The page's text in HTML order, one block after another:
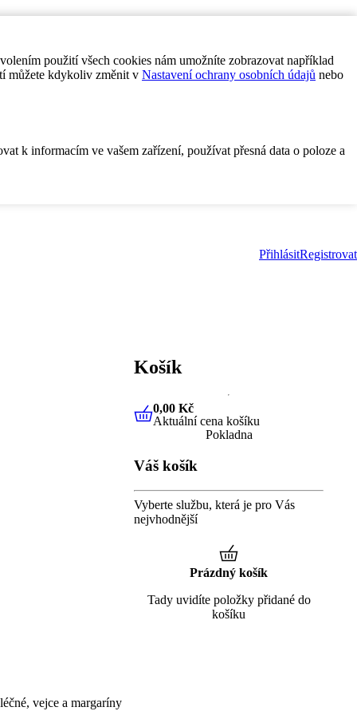
použití všech cookies nám umožníte zobrazovat například
můžete kdykoliv změnit v Nastavení ochrany osobních údajů nebo
k informacím ve vašem zařízení, používat přesná data o poloze a
PřihlásitRegistrovat
vejce a margaríny
Košík
0,00 KčAktuální cena košíku
0,00 Kč
Aktuální cena košíku
Pokladna
Váš košík
Vyberte službu, která je pro Vás
nejvhodnější
Prázdný košík
Tady uvidíte položky přidané do
košíku